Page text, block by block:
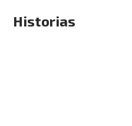
Historias